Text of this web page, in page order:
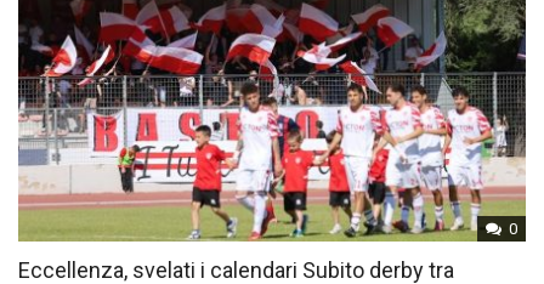
0
Eccellenza, svelati i calendari Subito derby tra